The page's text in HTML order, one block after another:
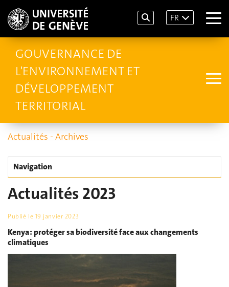
FR
GOUVERNANCE DE
L'ENVIRONNEMENT ET
DÉVELOPPEMENT
TERRITORIAL
Actualités - Archives
Navigation
Actualités 2023
Publié le 19 janvier 2023
Kenya : protéger sa biodiversité face aux changements
climatiques